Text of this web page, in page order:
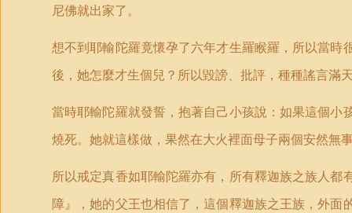
尼佛就出家了。
想不到耶輸陀羅竟懷孕了六年才生羅睺羅，所以當
後，她怎麼才生個兒？所以毀謗、批評，種種謠言滿
當時耶輸陀羅就發誓，抱著自己小孩說：如果這個
燒死。她就這樣做，果然在大火裡面母子兩個安然無
所以戒定真香如耶輸陀羅亦有，所有釋迦族之族人
障』，她的父王也相信了，這個釋迦族之王族，外